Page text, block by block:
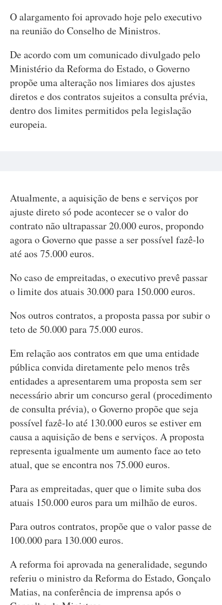
O alargamento foi aprovado hoje pelo executivo
na reunião do Conselho de Ministros.
De acordo com um comunicado divulgado pelo
Ministério da Reforma do Estado, o Governo
propõe uma alteração nos limiares dos ajustes
diretos e dos contratos sujeitos a consulta prévia,
dentro dos limites permitidos pela legislação
europeia.
Atualmente, a aquisição de bens e serviços por
ajuste direto só pode acontecer se o valor do
contrato não ultrapassar 20.000 euros, propondo
agora o Governo que passe a ser possível fazê-lo
até aos 75.000 euros.
No caso de empreitadas, o executivo prevê passar
o limite dos atuais 30.000 para 150.000 euros.
Nos outros contratos, a proposta passa por subir o
teto de 50.000 para 75.000 euros.
Em relação aos contratos em que uma entidade
pública convida diretamente pelo menos três
entidades a apresentarem uma proposta sem ser
necessário abrir um concurso geral (procedimento
de consulta prévia), o Governo propõe que seja
possível fazê-lo até 130.000 euros se estiver em
causa a aquisição de bens e serviços. A proposta
representa igualmente um aumento face ao teto
atual, que se encontra nos 75.000 euros.
Para as empreitadas, quer que o limite suba dos
atuais 150.000 euros para um milhão de euros.
Para outros contratos, propõe que o valor passe de
100.000 para 130.000 euros.
A reforma foi aprovada na generalidade, segundo
referiu o ministro da Reforma do Estado, Gonçalo
Matias, na conferência de imprensa após o